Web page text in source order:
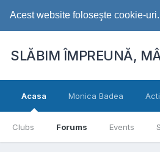
Acest website foloseşte cookie-
SLĂBIM ÎMPREUNĂ,
Acasa
Clubs Forums Events
Monica Badea